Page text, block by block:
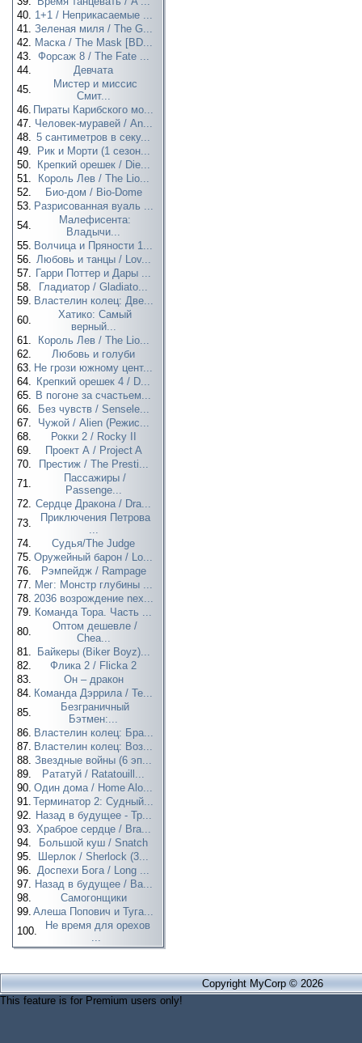
40. 1+1 / Неприкасаемые ...
41. Зеленая миля / The G...
42. Маска / The Mask [BD...
43. Форсаж 8 / The Fate ...
44.
Девчата
45.
Мистер и миссис
Смит...
46. Пираты Карибского мо...
47. Человек-муравей / An...
48. 5 сантиметров в секу...
49.
Рик и Морти (1 сезон...
50.
Крепкий орешек / Die...
51.
Король Лев / The Lio...
52.
Био-дом / Bio-Dome
53. Разрисованная вуаль ...
54.
Малефисента:
Владычи...
55. Волчица и Пряности 1...
56. Любовь и танцы / Lov...
57. Гарри Поттер и Дары ...
58.
Гладиатор / Gladiato...
59. Властелин колец: Две...
60.
Хатико: Самый
верный...
61.
Король Лев / The Lio...
62.
Любовь и голуби
63. Не грози южному цент...
64. Крепкий орешек 4 / D...
65. В погоне за счастьем...
66.
Без чувств / Sensele...
67.
Чужой / Alien (Режис...
68.
Рокки 2 / Rocky II
69.
Проект А / Project A
70.
Престиж / The Presti...
71.
Пассажиры /
Passenge...
72. Сердце Дракона / Dra...
73.
Приключения Петрова
...
74.
Судья/The Judge
75. Оружейный барон / Lo...
76.
Рэмпейдж / Rampage
77. Мег: Монстр глубины ...
78. 2036 возрождение nex...
79. Команда Тора. Часть ...
80.
Оптом дешевле /
Chea...
81.
Байкеры (Biker Boyz)...
82.
Флика 2 / Flicka 2
83.
Он – дракон
84. Команда Дэррила / Te...
85.
Безграничный
Бэтмен:...
86. Властелин колец: Бра...
87. Властелин колец: Воз...
88. Звездные войны (6 эп...
89.
Рататуй / Ratatouill...
90. Один дома / Home Alo...
91. Терминатор 2: Судный...
92. Назад в будущее - Тр...
93. Храброе сердце / Bra...
94.
Большой куш / Snatch
95.
Шерлок / Sherlock (3...
96. Доспехи Бога / Long ...
97. Назад в будущее / Ba...
98.
Самогонщики
99. Алеша Попович и Туга...
100.
Не время для орехов
...
Copyright MyCorp © 2026
This feature is for Premium users only!